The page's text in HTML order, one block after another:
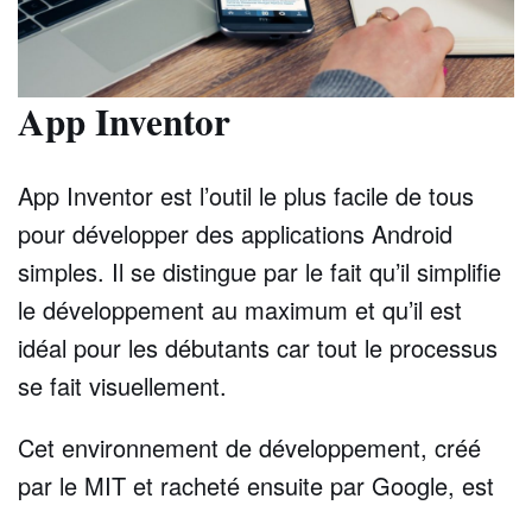
App Inventor
App Inventor est l’outil le plus facile de tous
pour développer des applications Android
simples. Il se distingue par le fait qu’il simplifie
le développement au maximum et qu’il est
idéal pour les débutants car tout le processus
se fait visuellement.
Cet environnement de développement, créé
par le MIT et racheté ensuite par Google, est